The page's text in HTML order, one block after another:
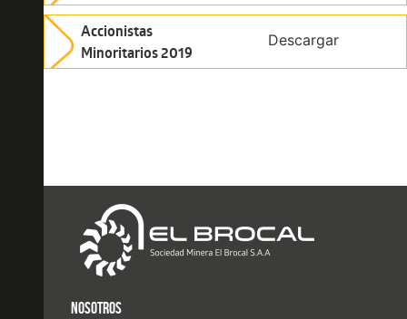
Accionistas
Minoritarios 2019
Descargar
NOSOTROS